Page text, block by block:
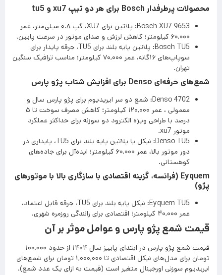
محصولات پرطرفدار Bosch برای هر دو تیپ xu7 و tu5
Bosch XU7 9653: پلاتین برای XU7، گپ ۰.۸ میلی‌متر، عمر
۶۰,۰۰۰ کیلومتر؛ کاهش لرزش و صدای موتور در سرعت پایین.
Bosch TU5: پلاتین پایه بلند برای TU5، جرقه پایدار برای
سوپاپ‌های ۱۶گانه، عمر ۷۰,۰۰۰ کیلومتر؛ مناسب ترافیک سنگین
تهران.
شمع‌های حرفه‌ای Denso برای افزایش شتاب پژو پارس
Denso 4702: شمع دو سر ایریدیوم برای پژو پارس سال و
معمولی ، عمر ۱۲۰,۰۰۰ کیلومتر؛ کاهش مصرف سوخت تا ۵
درصد با طراحی ویژه الکترود دو سوزنه برای حداکثر عملکرد
موتور xu7.
Denso TU5: نیکل یا پلاتین پایه بلند برای TU5، پایداری در
دور موتور بالا، عمر ۶۰,۰۰۰ کیلومتر؛ ایده‌آل برای جاده‌های
کوهستانی.
Eyquem (فرانسه، گزینه اقتصادی با سازگاری بالا با موتورهای
پژو)
Eyquem TU5: نیکل پایه بلند برای TU5، جرقه قابل اعتماد،
عمر ۴۰,۰۰۰ کیلومتر؛ اقتصادی برای رانندگی روزمره شهری.
قیمت شمع پژو پارس و عوامل موثر بر آن
قیمت شمع پژو پارس در ابتدای پاییز سال ۱۴۰۴ از حدود ۱۰۰,۰۰۰
تومان برای مدل‌های نیکل اقتصادی تا ۱,۰۰۰,۰۰۰ تومان برای شمع‌های
ایریدیوم سوزنی اورجینال متغیر است (قیمت به ازای یک عدد شمع).